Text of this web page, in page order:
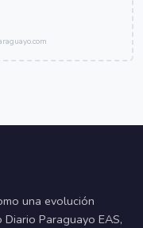
una evolución
Paraguayo EAS,